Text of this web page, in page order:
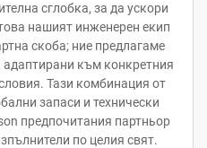
сглобка, за да ускори
нашият инженерен екип
скоба; ние предлагаме
към конкретния
Тази комбинация от
запаси и технически
предпочитания партньор
по целия свят.